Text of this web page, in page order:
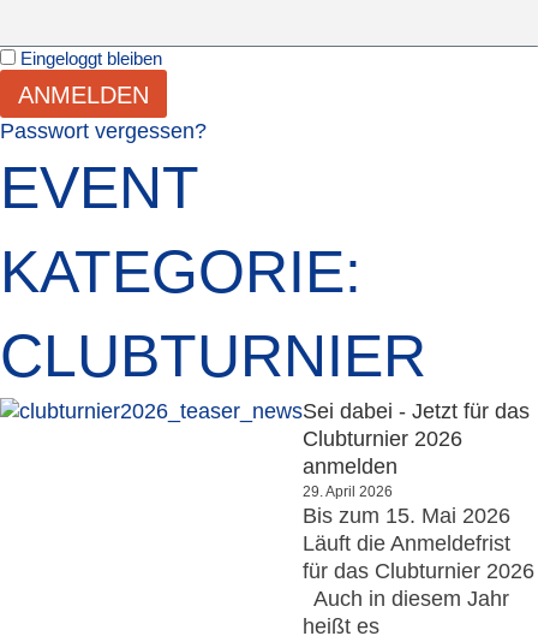
Eingeloggt bleiben
ANMELDEN
Passwort vergessen?
EVENT
KATEGORIE:
CLUBTURNIER
Sei dabei - Jetzt für das
Clubturnier 2026
anmelden
29. April 2026
Bis zum 15. Mai 2026
Läuft die Anmeldefrist
für das Clubturnier 2026
Auch in diesem Jahr
heißt es